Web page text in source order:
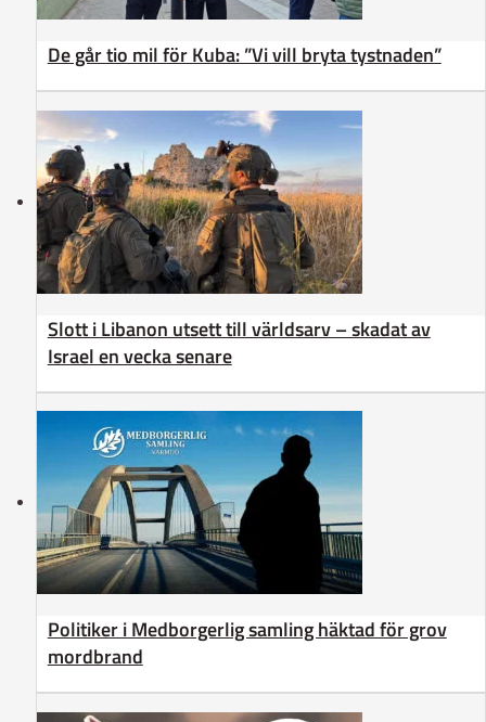
De går tio mil för Kuba: ”Vi vill bryta tystnaden”
Slott i Libanon utsett till världsarv – skadat av
Israel en vecka senare
Politiker i Medborgerlig samling häktad för grov
mordbrand